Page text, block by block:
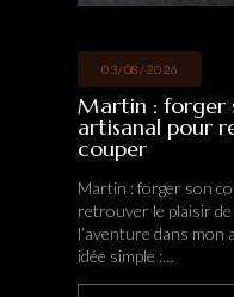
03/08/2026
Martin : forger
artisanal pour
couper
Martin : forger son
retrouver le plaisir
l’aventure dans mon
idée simple :…